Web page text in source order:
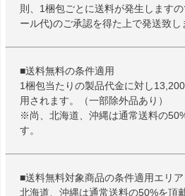
則、1梱包ごとに送料が発生します
ール代)のご承認を得た上で発送致し
■送料無料の条件適用
1梱包当たりの製品代金に対し
用されます。（一部除外品あり）
※尚、北海道、沖縄は通常送料の
す。
■送料無料対象商品の条件適用エリア
北海道、沖縄は通常送料の50%を頂